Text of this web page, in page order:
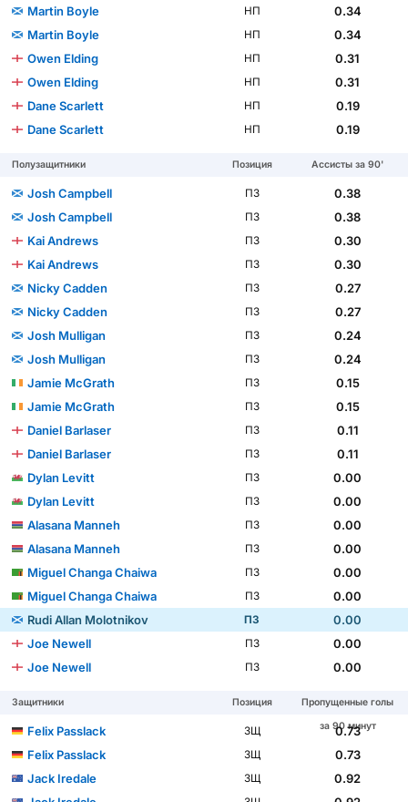
Martin Boyle
НП
0.34
Martin Boyle
НП
0.34
Owen Elding
НП
0.31
Owen Elding
НП
0.31
Dane Scarlett
НП
0.19
Dane Scarlett
НП 0.19
Полузащитники Позиция Ассисты за 90'
Josh Campbell ПЗ
0.38
Josh Campbell
ПЗ
0.38
Kai Andrews
ПЗ
0.30
Kai Andrews
ПЗ
0.30
Nicky Cadden
ПЗ
0.27
Nicky Cadden
ПЗ
0.27
Josh Mulligan
ПЗ
0.24
Josh Mulligan
ПЗ
0.24
Jamie McGrath
ПЗ
0.15
Jamie McGrath
ПЗ
0.15
Daniel Barlaser
ПЗ
0.11
Daniel Barlaser
ПЗ
0.11
Dylan Levitt
ПЗ
0.00
Dylan Levitt
ПЗ
0.00
Alasana Manneh
ПЗ
0.00
Alasana Manneh
ПЗ
0.00
Miguel Changa Chaiwa
ПЗ
0.00
Miguel Changa Chaiwa
ПЗ
0.00
Rudi Allan Molotnikov
ПЗ
0.00
Joe Newell
ПЗ
0.00
Joe Newell
ПЗ 0.00
Защитники Позиция
Пропущенные голы
за 90 минут
Felix Passlack ЗЩ
0.73
Felix Passlack
ЗЩ
0.73
Jack Iredale
ЗЩ
0.92